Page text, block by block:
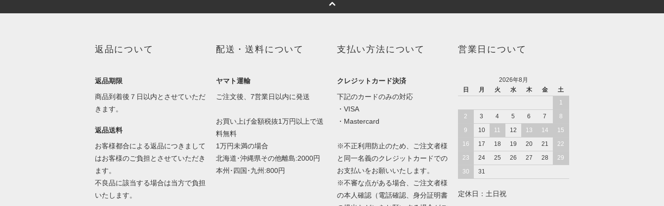
返品について
返品期限
商品到着後７日以内とさせていただ
きます。
返品送料
お客様都合による返品につきまして
はお客様のご負担とさせていただき
ます。
不良品に該当する場合は当方で負担
いたします。
配送・送料について
ヤマト運輸
ご注文後、7営業日以内に発送
お買い上げ金額税抜1万円以上で送
料無料
1万円未満の場合
北海道･沖縄県その他離島:2000円
本州･四国･九州:800円
支払い方法について
クレジットカード決済
下記のカードのみの対応
・VISA
・Mastercard
※不正利用防止のため、ご注文者様
と同一名義のクレジットカードでの
お支払いをお願いいたします。
※不審な点がある場合、ご注文者様
の本人確認（電話確認、身分証明書
営業日について
2026年8月
日
月 火 水 木 金
土
1
2
3 4 5 6 7
8
9
10 11 12 13 14
15
16
17 18 19 20 21
22
23
24 25 26 27 28
29
30
31
定休日：土日祝